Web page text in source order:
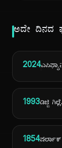
ಅದೇ ದಿನದ
2024
1993ಡಿಜ್ಜಿ
1854